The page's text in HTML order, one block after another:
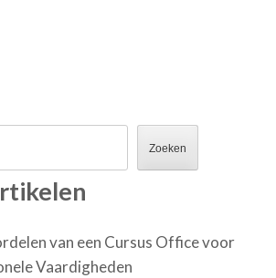
Zoeken
van een Cursus Office voor
Vaardigheden